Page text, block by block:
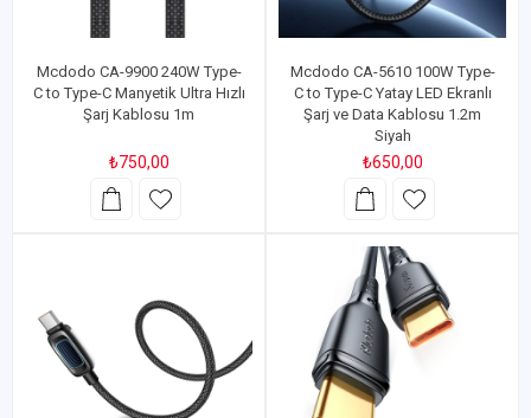
Mcdodo CA-9900 240W Type-
C to Type-C Manyetik Ultra Hızlı
Şarj Kablosu 1m
₺750,00
Mcdodo CA-5610 100W Type-
C to Type-C Yatay LED Ekranlı
Şarj ve Data Kablosu 1.2m
Siyah
₺650,00